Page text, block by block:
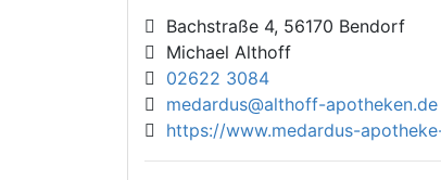
Bachstraße 4, 56170 Bendorf
Michael Althoff
02622 3084
medardus@althoff-apotheken.de
https://www.medardus-